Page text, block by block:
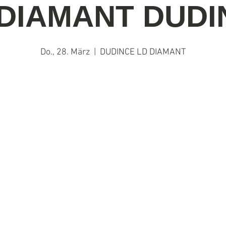
Do., 28. März DUDINCE LD DIAMANT